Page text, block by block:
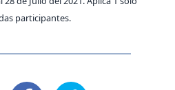
participantes.